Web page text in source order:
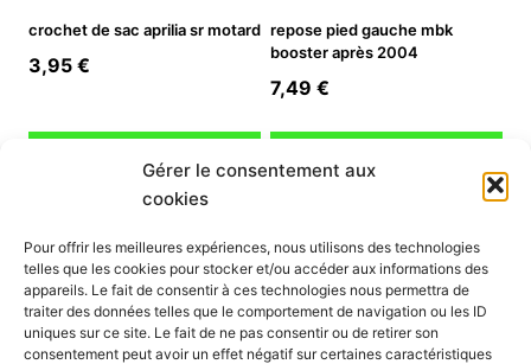
Gérer le consentement aux
cookies
Pour offrir les meilleures expériences, nous utilisons des technologies
telles que les cookies pour stocker et/ou accéder aux informations des
appareils. Le fait de consentir à ces technologies nous permettra de
traiter des données telles que le comportement de navigation ou les ID
uniques sur ce site. Le fait de ne pas consentir ou de retirer son
consentement peut avoir un effet négatif sur certaines caractéristiques
crochet de sac aprilia sr motard
3,95 €
repose pied gauche mbk
booster après 2004
7,49 €
INFORMATION
Mon compte
Nous contacter
Mode paiement